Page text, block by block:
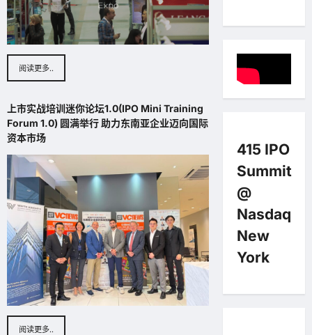
阅读更多..
上市实战培训迷你论坛1.0(IPO Mini Training
Forum 1.0) 圆满举行 助力东南亚企业迈向国际
资本市场
阅读更多..
415 IPO
Summit
@
Nasdaq
New
York